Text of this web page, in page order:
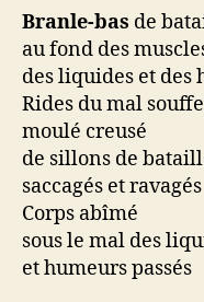
Branle-bas de
au fond des
des liquides et des
Rides du mal
moulé creusé
de sillons de
saccagés et ravagés
Corps abîmé
sous le mal des
et humeurs passés